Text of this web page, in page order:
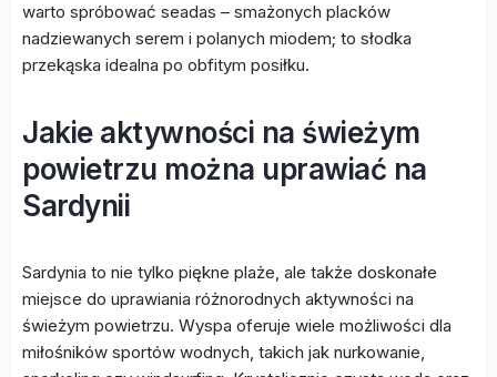
warto spróbować seadas – smażonych placków
nadziewanych serem i polanych miodem; to słodka
przekąska idealna po obfitym posiłku.
Jakie aktywności na świeżym
powietrzu można uprawiać na
Sardynii
Sardynia to nie tylko piękne plaże, ale także doskonałe
miejsce do uprawiania różnorodnych aktywności na
świeżym powietrzu. Wyspa oferuje wiele możliwości dla
miłośników sportów wodnych, takich jak nurkowanie,